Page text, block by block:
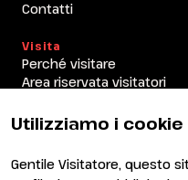
Utilizziamo i cookie
Gentile Visitatore, questo
Contatti
Visita
Perché visitare
Area riservata visitatori